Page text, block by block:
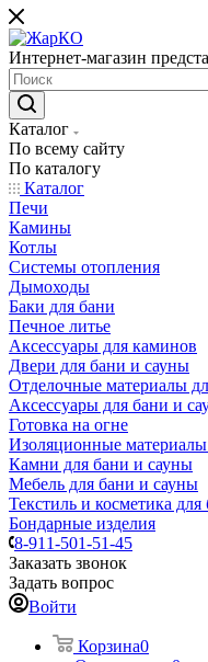
Интернет-магазин
Каталог
По всему сайту
По каталогу
Каталог
Печи
Камины
Котлы
Системы отопления
Дымоходы
Баки для бани
Печное литье
Аксессуары для каминов
Двери для бани и сауны
Отделочные материалы
Аксессуары для бани и
Готовка на огне
Изоляционные материалы
Камни для бани и сауны
Мебель для бани и сауны
Текстиль и косметика
Бондарные изделия
8-911-501-51-45
Заказать звонок
Задать вопрос
Войти
Корзина0